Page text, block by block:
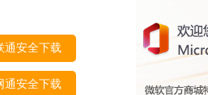
通安全下载
通安全下载